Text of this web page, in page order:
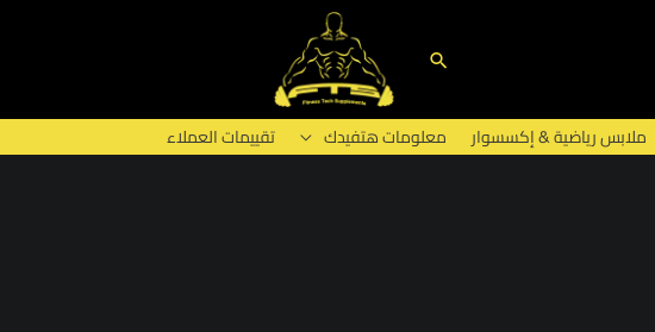
البحث
ملابس رياضية & إكسسوار معلومات هتفيدك تقييمات العملاء